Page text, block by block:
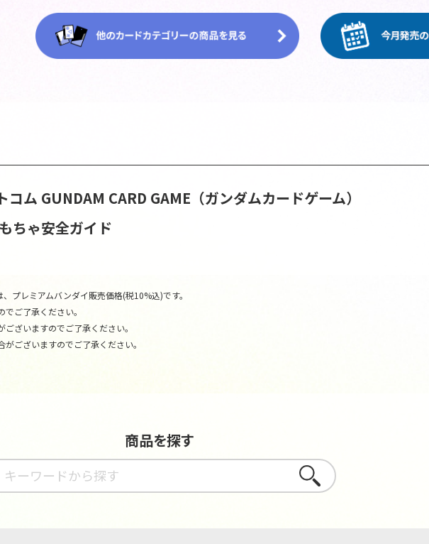
コム GUNDAM CARD GAME（ガンダムカードゲーム）
ちゃ安全ガイド
プレミアムバンダイ販売価格(税10%込)です。
ご了承ください。
ざいますのでご了承ください。
ございますのでご了承ください。
商品を探す
さがす